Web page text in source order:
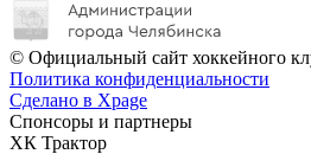
© Официальный сайт хоккейного
Политика конфиденциальности
Сделано в Xpage
Спонсоры и партнеры
ХК Трактор